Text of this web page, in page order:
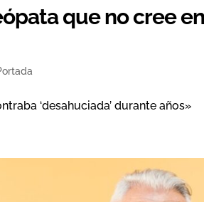
que no cree
‘desahuciada’ durante años»